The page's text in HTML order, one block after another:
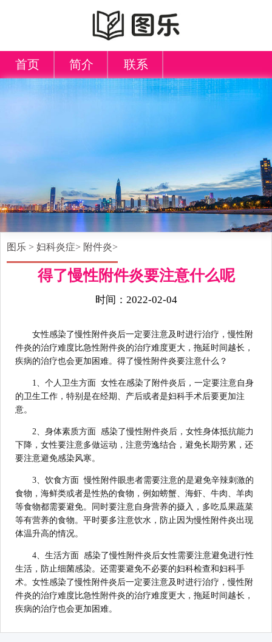
首页 简介 联系
图乐 >妇科炎症> 附件炎>
得了慢性附件炎要注意什么呢
时间：2022-02-04
女性感染了慢性附件炎后一定要注意及时进行治疗，慢性附
件炎的治疗难度比急性附件炎的治疗难度更大，拖延时间越长，
疾病的治疗也会更加困难。得了慢性附件炎要注意什么？
1、个人卫生方面 女性在感染了附件炎后，一定要注意自身
的卫生工作，特别是在经期、产后或者是妇科手术后要更加注
意。
2、身体素质方面 感染了慢性附件炎后，女性身体抵抗能力
下降，女性要注意多做运动，注意劳逸结合，避免长期劳累，还
要注意避免感染风寒。
3、饮食方面 慢性附件眼患者需要注意的是避免辛辣刺激的
食物，海鲜类或者是性热的食物，例如螃蟹、海虾、牛肉、羊肉
等食物都需要避免。同时要注意自身营养的摄入，多吃瓜果蔬菜
等有营养的食物。平时要多注意饮水，防止因为慢性附件炎出现
体温升高的情况。
4、生活方面 感染了慢性附件炎后女性需要注意避免进行性
生活，防止细菌感染。还需要避免不必要的妇科检查和妇科手
术。女性感染了慢性附件炎后一定要注意及时进行治疗，慢性附
件炎的治疗难度比急性附件炎的治疗难度更大，拖延时间越长，
疾病的治疗也会更加困难。